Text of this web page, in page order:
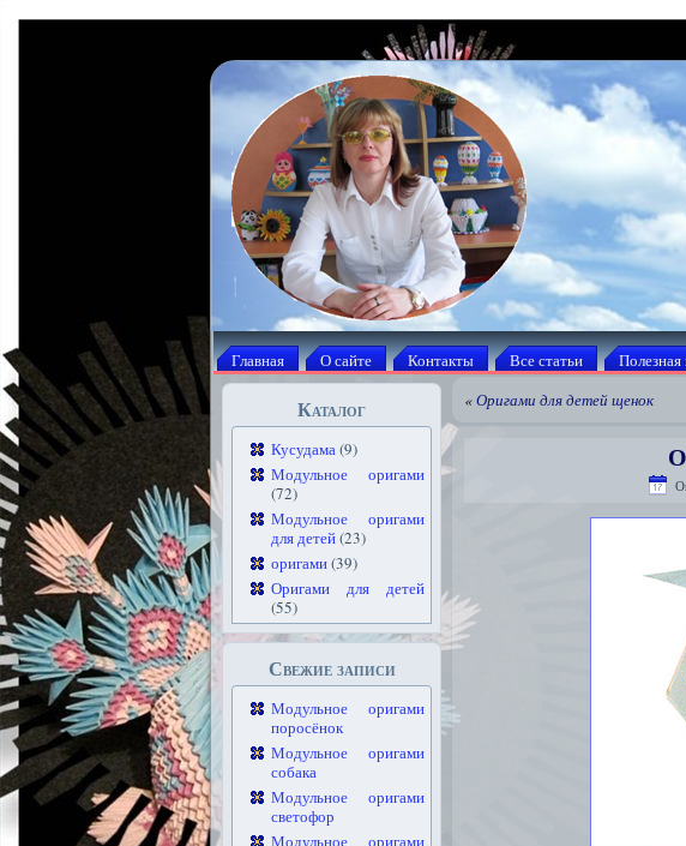
Главная О сайте Контакты Все статьи
Каталог
Кусудама(9)
Модульное оригами
(72)
Модульное оригами
для детей(23)
оригами(39)
Оригами для детей
(55)
Свежие записи
Модульное оригами
поросёнок
Модульное оригами
собака
Модульное оригами
светофор
Модульное оригами
«Оригами для детей щенок